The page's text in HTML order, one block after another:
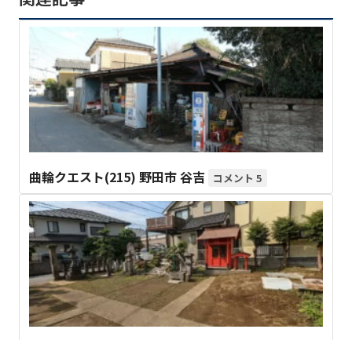
曲輪クエスト(215) 野田市 谷吉 5